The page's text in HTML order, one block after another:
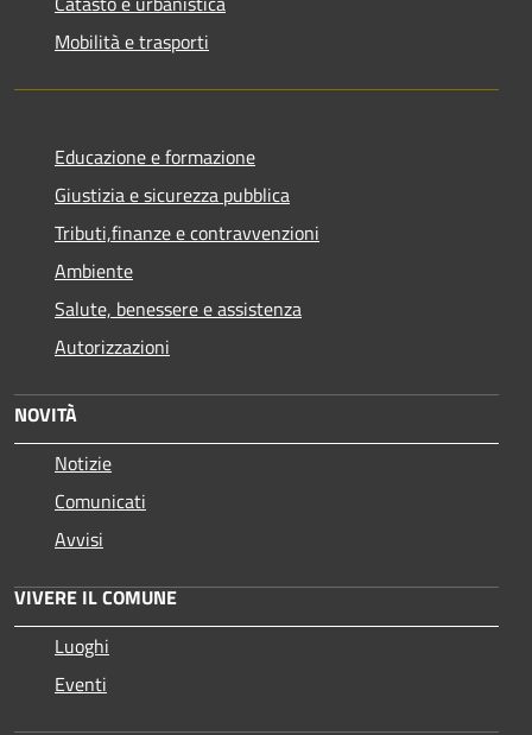
Mobilità e trasporti
Educazione e formazione
Giustizia e sicurezza pubblica
Tributi,finanze e contravvenzioni
Ambiente
Salute, benessere e assistenza
Autorizzazioni
NOVITÀ
Notizie
Comunicati
Avvisi
VIVERE IL COMUNE
Luoghi
Eventi